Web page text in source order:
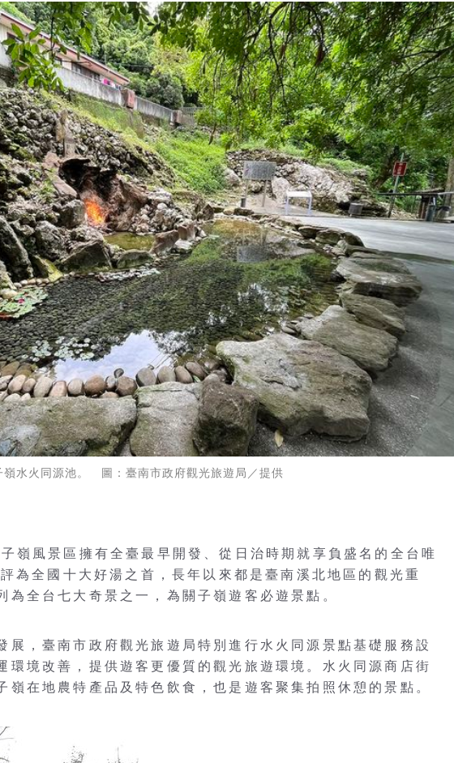
水火同源池。 圖：臺南市政府觀光旅遊局／提供
嶺風景區擁有全臺最早開發、從日治時期就享負盛名的全台唯
為全國十大好湯之首，長年以來都是臺南溪北地區的觀光重
為全台七大奇景之一，為關子嶺遊客必遊景點。
展，臺南市政府觀光旅遊局特別進行水火同源景點基礎服務設
環境改善，提供遊客更優質的觀光旅遊環境。水火同源商店街
嶺在地農特產品及特色飲食，也是遊客聚集拍照休憩的景點。